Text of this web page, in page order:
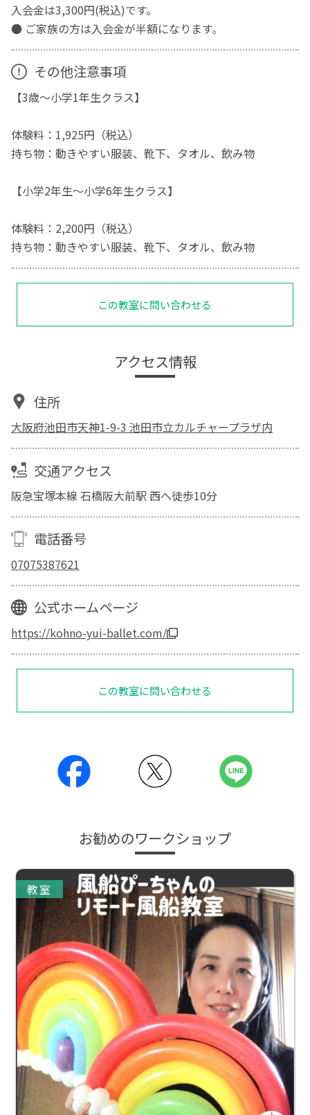
入会金は3,300円(税込)です。
● ご家族の方は入会金が半額になります。
その他注意事項
【3歳〜小学1年生クラス】
体験料：1,925円（税込）
持ち物：動きやすい服装、靴下、タオル、飲み物
【小学2年生～小学6年生クラス】
体験料：2,200円（税込）
持ち物：動きやすい服装、靴下、タオル、飲み物
この教室に問い合わせる
アクセス情報
住所
大阪府池田市天神1-9-3 池田市立カルチャープラザ内
交通アクセス
阪急宝塚本線 石橋阪大前駅 西へ徒歩10分
電話番号
07075387621
公式ホームページ
https://kohno-yui-ballet.com/
この教室に問い合わせる
お勧めのワークショップ
教室